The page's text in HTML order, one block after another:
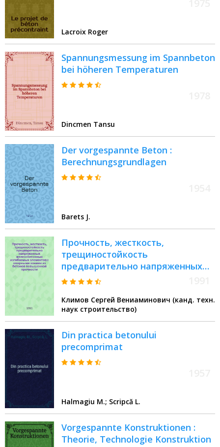
Lacroix Roger
Spannungsmessung im Spannbeton
bei höheren Temperaturen
Dincmen Tansu
Der vorgespannte Beton :
Berechnungsgrundlagen
Barets J.
Прочность, жесткость,
трещиностойкость
предварительно напряженных
железобетонных изгибаемых
из бетонов повышенной
прочности : Автореф. дис. на
соиск. учен. степ. канд. техн. наук
: (05.23.01)
Климов Сергей Вениаминович (канд. техн.
наук строительство)
Din practica betonului
precomprimat
Halmagiu M.; Scripcă L.
Vorgespannte Konstruktionen :
Theorie, Technologie Konstruktion